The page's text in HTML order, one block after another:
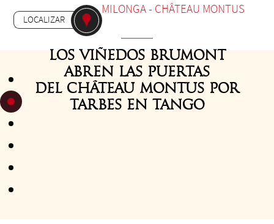
LOCALIZAR
MILONGA- CHÂTEAU MONTUS
Los viñedos Brumont
abren las puertas
del Château Montus por
Tarbes en Tango